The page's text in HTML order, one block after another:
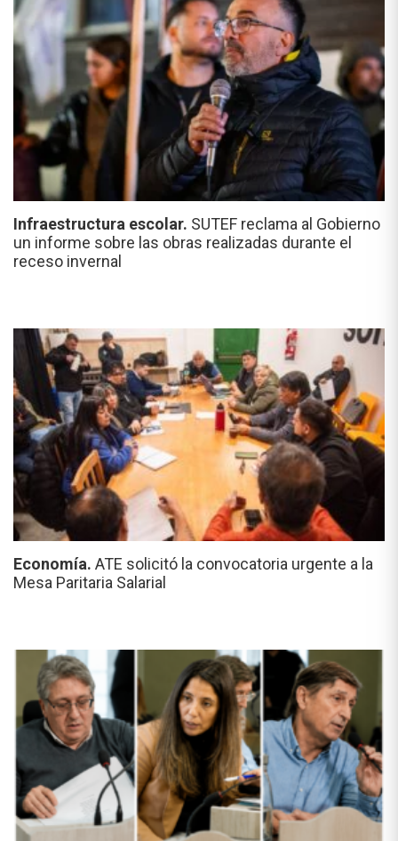
Infraestructura escolar. SUTEF reclama al Gobierno
un informe sobre las obras realizadas durante el
receso invernal
Economía. ATE solicitó la convocatoria urgente a la
Mesa Paritaria Salarial